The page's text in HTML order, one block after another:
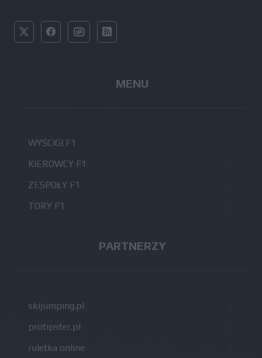
MENU
WYŚCIGI F1
KIEROWCY F1
ZESPOŁY F1
TORY F1
PARTNERZY
skijumping.pl
protipster.pl
ruletka online